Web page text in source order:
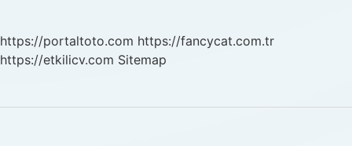
Nedir
https://portaltoto.com https://fancycat.com.tr
https://etkilicv.com Sitemap